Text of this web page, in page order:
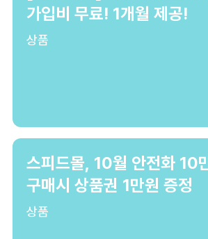
가입비 무료! 1개월 제공!
상품
스피드몰, 10월 안전화 10
구매시 상품권 1만원 증정
상품